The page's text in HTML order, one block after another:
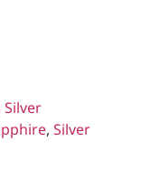
Silver
, Silver